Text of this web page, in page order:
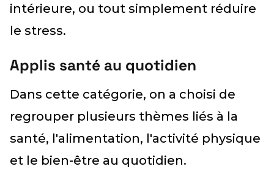
intérieure, ou tout simplement réduire
le stress.
Applis santé au quotidien
Dans cette catégorie, on a choisi de
regrouper plusieurs thèmes liés à la
santé, l'alimentation, l'activité physique
et le bien-être au quotidien.